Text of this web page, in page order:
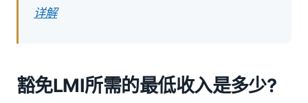
详解
豁免LMI所需的最低收入是多少?